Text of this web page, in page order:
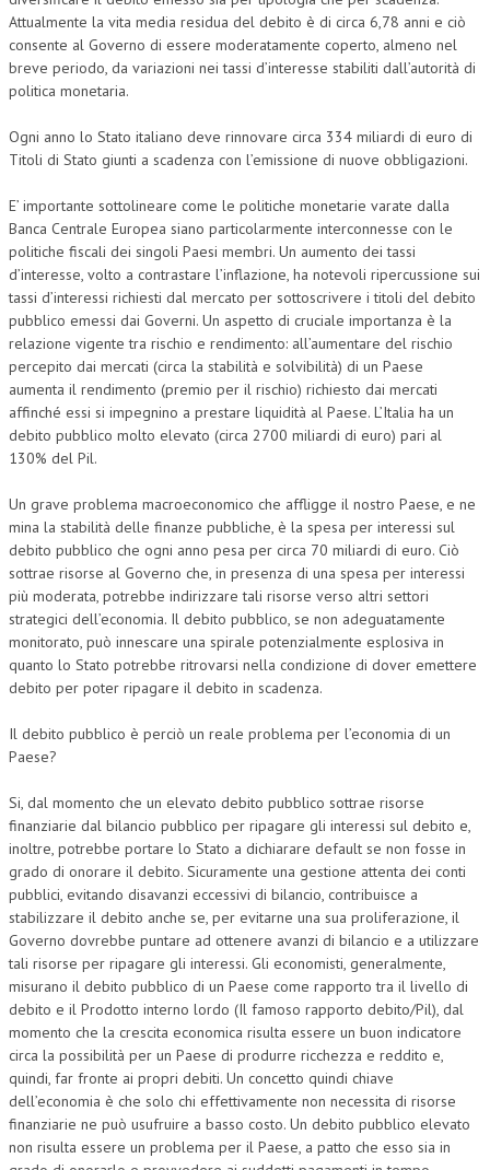
Attualmente la vita media residua del debito è di circa 6,78 anni e ciò
consente al Governo di essere moderatamente coperto, almeno nel
breve periodo, da variazioni nei tassi d’interesse stabiliti dall’autorità di
politica monetaria.
Ogni anno lo Stato italiano deve rinnovare circa 334 miliardi di euro di
Titoli di Stato giunti a scadenza con l’emissione di nuove obbligazioni.
E’ importante sottolineare come le politiche monetarie varate dalla
Banca Centrale Europea siano particolarmente interconnesse con le
politiche fiscali dei singoli Paesi membri. Un aumento dei tassi
d’interesse, volto a contrastare l’inflazione, ha notevoli ripercussione sui
tassi d’interessi richiesti dal mercato per sottoscrivere i titoli del debito
pubblico emessi dai Governi. Un aspetto di cruciale importanza è la
relazione vigente tra rischio e rendimento: all’aumentare del rischio
percepito dai mercati (circa la stabilità e solvibilità) di un Paese
aumenta il rendimento (premio per il rischio) richiesto dai mercati
affinché essi si impegnino a prestare liquidità al Paese. L’Italia ha un
debito pubblico molto elevato (circa 2700 miliardi di euro) pari al
130% del Pil.
Un grave problema macroeconomico che affligge il nostro Paese, e ne
mina la stabilità delle finanze pubbliche, è la spesa per interessi sul
debito pubblico che ogni anno pesa per circa 70 miliardi di euro. Ciò
sottrae risorse al Governo che, in presenza di una spesa per interessi
più moderata, potrebbe indirizzare tali risorse verso altri settori
strategici dell’economia. Il debito pubblico, se non adeguatamente
monitorato, può innescare una spirale potenzialmente esplosiva in
quanto lo Stato potrebbe ritrovarsi nella condizione di dover emettere
debito per poter ripagare il debito in scadenza.
Il debito pubblico è perciò un reale problema per l’economia di un
Paese?
Si, dal momento che un elevato debito pubblico sottrae risorse
finanziarie dal bilancio pubblico per ripagare gli interessi sul debito e,
inoltre, potrebbe portare lo Stato a dichiarare default se non fosse in
grado di onorare il debito. Sicuramente una gestione attenta dei conti
pubblici, evitando disavanzi eccessivi di bilancio, contribuisce a
stabilizzare il debito anche se, per evitarne una sua proliferazione, il
Governo dovrebbe puntare ad ottenere avanzi di bilancio e a utilizzare
tali risorse per ripagare gli interessi. Gli economisti, generalmente,
misurano il debito pubblico di un Paese come rapporto tra il livello di
debito e il Prodotto interno lordo (Il famoso rapporto debito/Pil), dal
momento che la crescita economica risulta essere un buon indicatore
circa la possibilità per un Paese di produrre ricchezza e reddito e,
quindi, far fronte ai propri debiti. Un concetto quindi chiave
dell’economia è che solo chi effettivamente non necessita di risorse
finanziarie ne può usufruire a basso costo. Un debito pubblico elevato
non risulta essere un problema per il Paese, a patto che esso sia in